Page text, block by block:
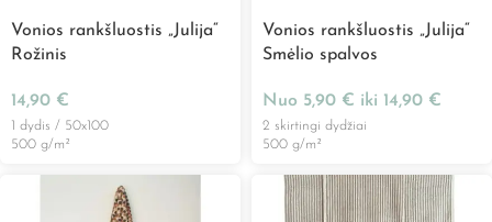
Vonios rankšluostis „Julija“
Rožinis
14,90 €
1 dydis / 50x100
500 g/m²
Vonios rankšluostis „Julija“
Smėlio spalvos
Nuo 5,90 € iki 14,90 €
2 skirtingi dydžiai
500 g/m²